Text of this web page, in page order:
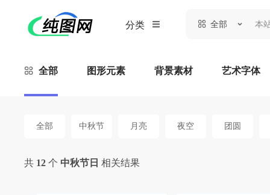
分类 全部
全部 图形元素 背景素材 艺术字体
全部 中秋节 月亮 夜空 团圆
共 12 个 中秋节日 相关结果